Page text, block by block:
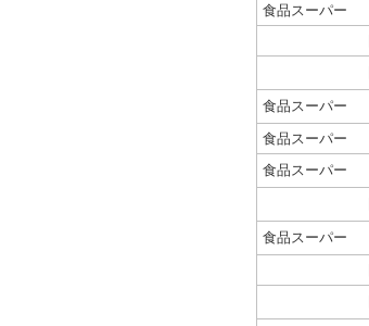
食品スーパー
食品スーパー
食品スーパー
食品スーパー
食品スーパー